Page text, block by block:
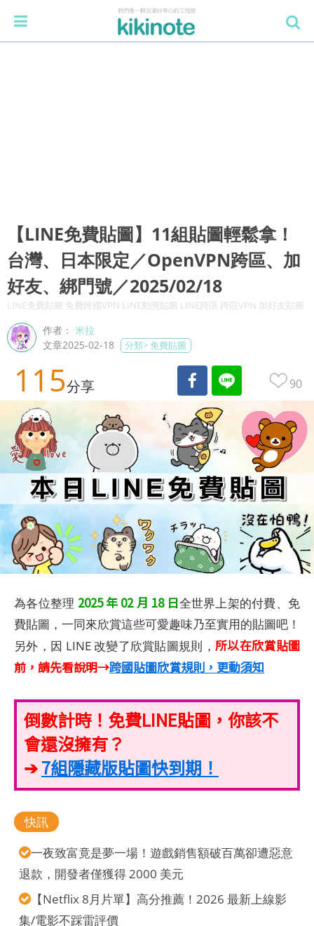
【LINE免費貼圖】11組貼圖輕鬆拿！
台灣、日本限定／OpenVPN跨區、加
好友、綁門號／2025/02/18
LINE免費貼圖 免費跨國VPN LINE動態貼圖 LINE跨區 跨區VPN 加好友貼圖
作者：米拉
文章2025-02-18
分類>免費貼圖
115分享 90
為各位整理 2025 年 02 月 18 日全世界上架的付費、免
費貼圖，一同來欣賞這些可愛趣味乃至實用的貼圖吧！
另外，因 LINE 改變了欣賞貼圖規則，所以在欣賞貼圖
前，請先看說明→跨國貼圖欣賞規則，更動須知
倒數計時！免費LINE貼圖，你該不
會還沒擁有？
➔7組隱藏版貼圖快到期！
快訊
一夜致富竟是夢一場！遊戲銷售額破百萬卻遭惡意
退款，開發者僅獲得 2000 美元
【Netflix 8月片單】高分推薦！2026 最新上線影
集/電影不踩雷評價